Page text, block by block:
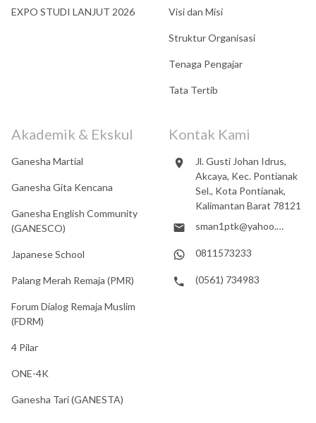
EXPO STUDI LANJUT 2026 Visi dan Misi
Struktur Organisasi
Tenaga Pengajar
Tata Tertib
Akademik & Ekskul
Ganesha Martial
Ganesha Gita Kencana
Ganesha English Community
(GANESCO)
Japanese School
Palang Merah Remaja (PMR)
Forum Dialog Remaja Muslim
(FDRM)
4 Pilar
ONE-4K
Ganesha Tari (GANESTA)
Kontak Kami
Jl. Gusti Johan Idrus,
Akcaya, Kec. Pontianak
Sel., Kota Pontianak,
Kalimantan Barat 78121
sman1ptk@yahoo.co.id
0811573233
(0561) 734983